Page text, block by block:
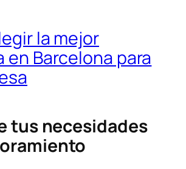
la mejor
en Barcelona para
tus necesidades